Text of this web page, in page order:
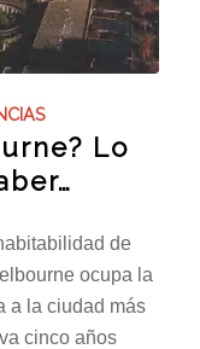
Lo
de
ocupa la
a la ciudad más
cinco años